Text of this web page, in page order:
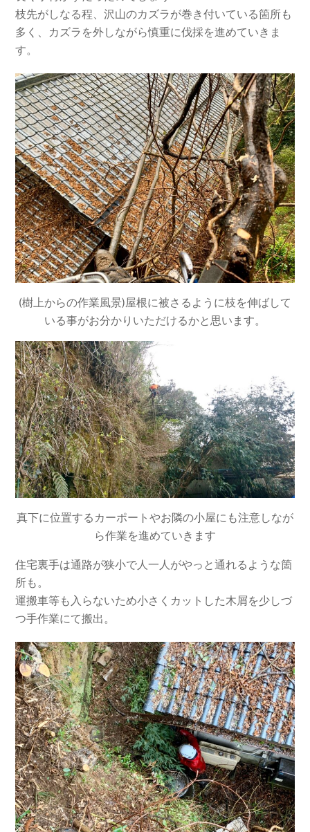
枝先がしなる程、沢山のカズラが巻き付いている箇所も
多く、カズラを外しながら慎重に伐採を進めていきま
す。
(樹上からの作業風景)屋根に被さるように枝を伸ばして
いる事がお分かりいただけるかと思います。
真下に位置するカーポートやお隣の小屋にも注意しなが
ら作業を進めていきます
住宅裏手は通路が狭小で人一人がやっと通れるような箇
所も。
運搬車等も入らないため小さくカットした木屑を少しづ
つ手作業にて搬出。